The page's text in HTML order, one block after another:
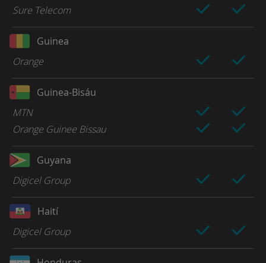
Sure Telecom
Guinea
Orange
Guinea-Bisáu
MTN
Orange Guinee Bissau
Guyana
Digicel Group
Haití
Digicel Group